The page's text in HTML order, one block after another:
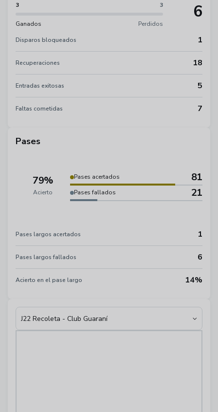
3 3
Ganados Perdidos
6
Disparos bloqueados 1
Recuperaciones 18
Entradas exitosas 5
Faltas cometidas 7
Pases
79%
Acierto
Pases acertados 81
Pases fallados 21
Pases largos acertados 1
Pases largos fallados 6
Acierto en el pase largo 14%
J22 Recoleta - Club Guaraní